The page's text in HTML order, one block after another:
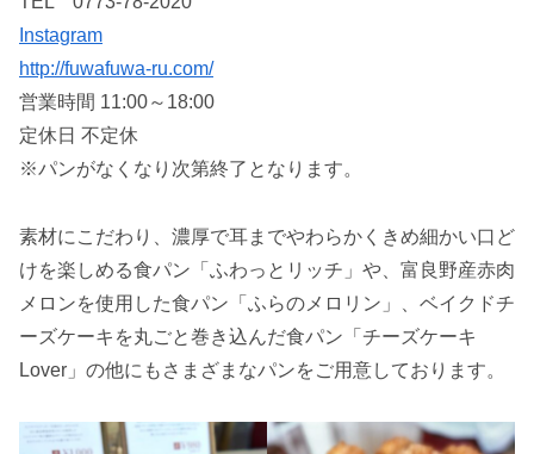
Instagram
http://fuwafuwa-ru.com/
営業時間 11:00～18:00
定休日 不定休
※パンがなくなり次第終了となります。
素材にこだわり、濃厚で耳までやわらかくきめ細かい口ど
けを楽しめる食パン「ふわっとリッチ」や、富良野産赤肉
メロンを使用した食パン「ふらのメロリン」、ベイクドチ
ーズケーキを丸ごと巻き込んだ食パン「チーズケーキ
Lover」の他にもさまざまなパンをご用意しております。